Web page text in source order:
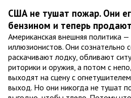
США не тушат пожар. Они
бензином и теперь
Американская внешняя политика
иллюзионистов. Они сознательно
раскачивают лодку, обливают
риторики и оружия, а потом с
выходят на сцену с
выход. Но они никогда не тушат